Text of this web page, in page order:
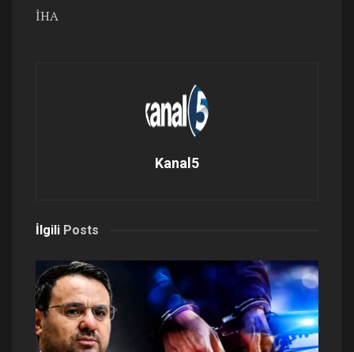
İHA
Kanal5
İlgili Posts